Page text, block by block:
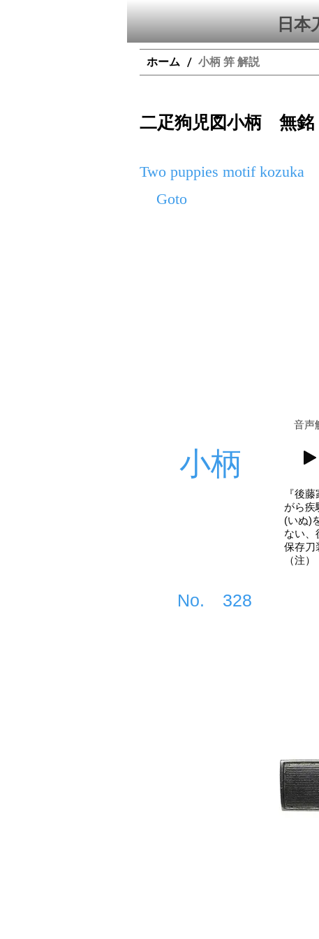
日本
ホーム / 小柄 笄 解説
二疋狗児図小柄 無
Two puppies motif kozuka
Goto
音声
小柄
328
​No.
『後
がら疾
(いぬ)
ない
保存刀
（注